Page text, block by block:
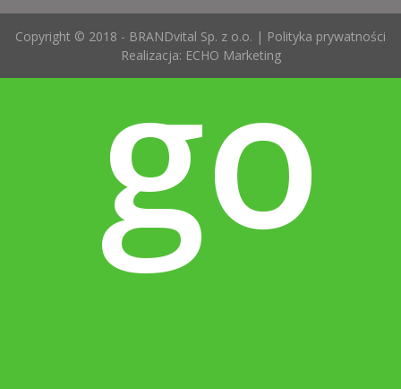
Copyright © 2018 - BRANDvital Sp. z o.o. | Polityka prywatności
Realizacja: ECHO Marketing
go